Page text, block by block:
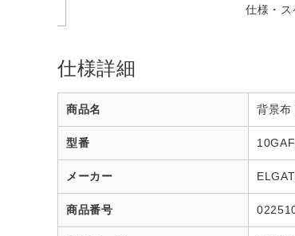
仕様・ス
仕様詳細
商品名 背景
型番
メーカー
商品番号